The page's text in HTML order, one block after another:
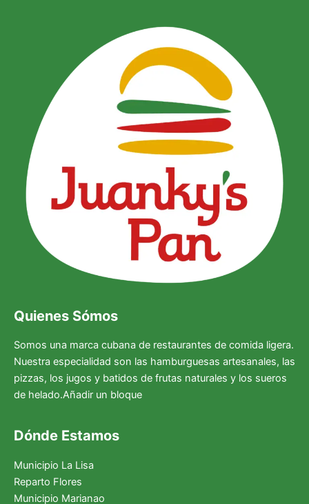
Quienes Sómos
Somos una marca cubana de restaurantes de comida ligera.
Nuestra especialidad son las hamburguesas artesanales, las
pizzas, los jugos y batidos de frutas naturales y los sueros
de helado.Añadir un bloque
Dónde Estamos
Municipio La Lisa
Reparto Flores
Municipio Marianao